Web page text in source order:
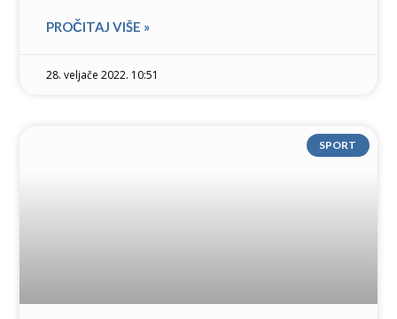
PROČITAJ VIŠE »
28. veljače 2022. 10:51
SPORT